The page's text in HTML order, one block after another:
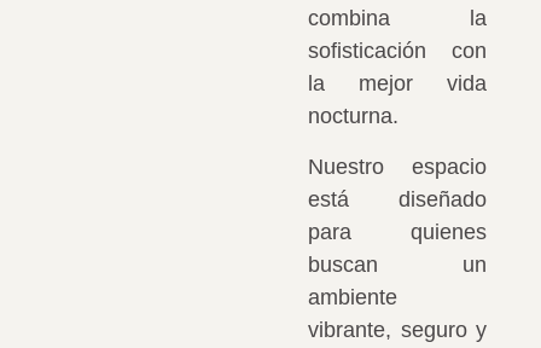
combina la
sofisticación con
la mejor vida
nocturna.
Nuestro espacio
está diseñado
para quienes
buscan un
ambiente
vibrante, seguro y